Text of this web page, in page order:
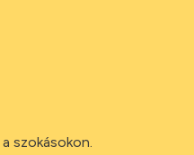
szokásokon.